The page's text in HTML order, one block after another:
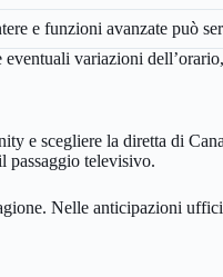
e funzioni avanzate può
eventuali variazioni
e scegliere la diretta di
passaggio televisivo.
Nelle anticipazioni